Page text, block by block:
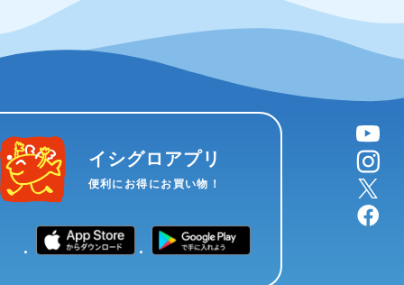
イシグロアプリ
便利にお得にお買い物！
YouTube
instagram
X
facebook